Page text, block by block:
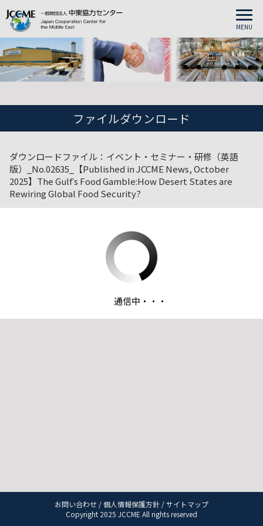
MENU
ファイルダウンロード
ダウンロードファイル：イベント・セミナー・研修（英語
版）_No.02635_【Published in JCCME News, October
2025】The Gulfʼs Food Gamble:How Desert States are
Rewiring Global Food Security?
お問い合わせ /個人情報保護方針 /サイトマップ
Copyright 2025 JCCME All rights reserved
通信中・・・